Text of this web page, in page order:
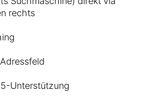
rechts
Unterstützung